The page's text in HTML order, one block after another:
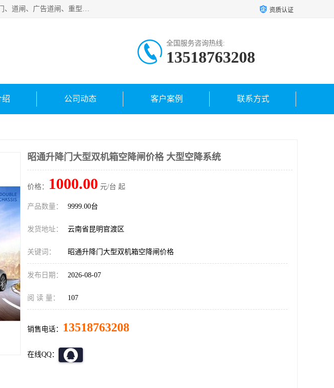
云南实名智科技有限公司是生产、销售、安装为一体的出入口管控设备厂家供应商。主营:电动伸缩门、道闸、广告道闸、重型空降闸、车牌识别、门禁通道、升降柱、岗亭、旗杆等智能设备。主营产品: 电动伸缩门,道闸门禁,车牌识别 生产、销售、安装为一体的出入口管控设备厂家源头供应商。 资质认证
全国服务咨询热线:
13518763208
绍 公司动态 客户案例 联系方式
昭通升降门大型双机箱空降闸价格 大型空降系统
价格： 1000.00 元/台 起
产品数量： 9999.00台
发货地址： 云南省昆明官渡区
关键词： 昭通升降门大型双机箱空降闸价格
发布日期： 2026-08-07
阅 读 量： 107
销售电话： 13518763208
在线QQ：